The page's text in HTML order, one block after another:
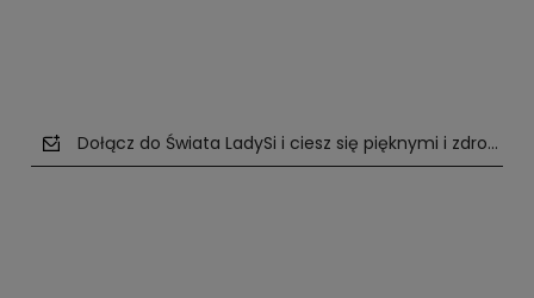
Dołącz do Świata LadySi i ciesz się pięknymi i